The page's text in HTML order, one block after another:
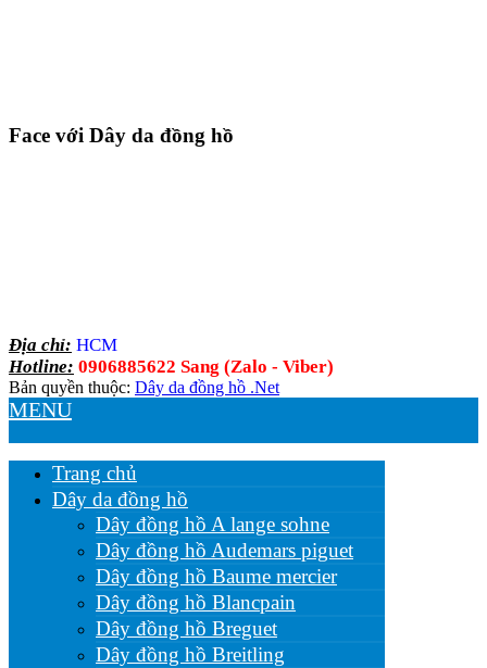
Face với Dây da đồng hồ
Địa chỉ: HCM
Hotline: 0906885622 Sang (Zalo - Viber)
Bản quyền thuộc: Dây da đồng hồ .Net
MENU
Trang chủ
Dây da đồng hồ
Dây đồng hồ A lange sohne
Dây đồng hồ Audemars piguet
Dây đồng hồ Baume mercier
Dây đồng hồ Blancpain
Dây đồng hồ Breguet
Dây đồng hồ Breitling